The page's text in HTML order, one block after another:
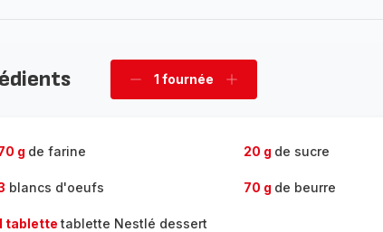
Supprimer
1 fournée
Ajouter
g de farine 20 g de sucre
blancs d'oeufs 70 g de beurre
tablette tablette Nestlé dessert